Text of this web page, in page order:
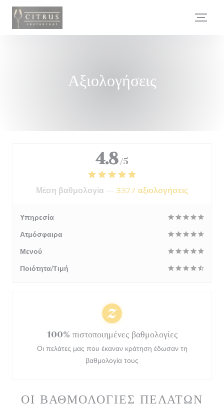
Πίνακας διαχείρισης "Μπισκότων" (Cookies)
Αξιολογήσεις
ΟΙ ΒΑΘΜΟΛΟΓΊΕΣ ΠΕΛΑΤΏΝ
4.8 /5
Μέση βαθμολογία — 3327 αξιολογήσεις
Υπηρεσία
Ατμόσφαιρα
Μενού
Ποιότητα/Τιμή
100% πιστοποιημένες βαθμολογίες
Οι πελάτες μας που έκαναν κράτηση έδωσαν τη
βαθμολογία τους